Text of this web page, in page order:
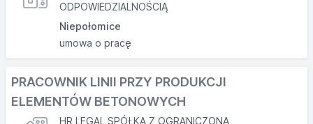
ODPOWIEDZIALNOŚCIĄ
Niepołomice
umowa o pracę
PRACOWNIK LINII PRZY PRODUKCJI
ELEMENTÓW BETONOWYCH
HR LEGAL SPÓŁKA Z OGRANICZONĄ